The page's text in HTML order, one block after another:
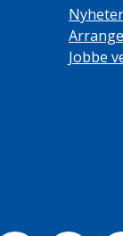
Nyheter
Jobbe